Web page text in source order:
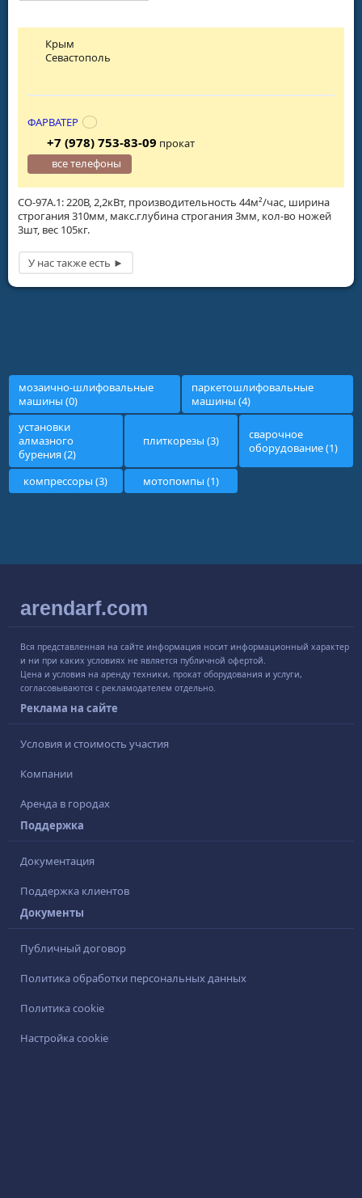
СО-97А.1: 220В, 2,2кВт, производительность 44м²/час, ширина
строгания 310мм, макс.глубина строгания 3мм, кол-во ножей
3шт, вес 105кг.
Крым
Севастополь
ФАРВАТЕР
+7 (978) 753-83-09 прокат
все телефоны
мозаично-шлифовальные
машины (0)
паркетошлифовальные
машины (4)
установки
алмазного
бурения (2)
плиткорезы (3)
сварочное
оборудование (1)
компрессоры (3) мотопомпы (1)
arendarf.com
Вся представленная на сайте информация носит информационный характер
и ни при каких условиях не является публичной офертой.
Цена и условия на аренду техники, прокат оборудования и услуги,
согласовываются с рекламодателем отдельно.
Реклама на сайте
Условия и стоимость участия
Компании
Аренда в городах
Поддержка
Документация
Поддержка клиентов
Документы
Публичный договор
Политика обработки персональных данных
Политика cookie
Настройка cookie